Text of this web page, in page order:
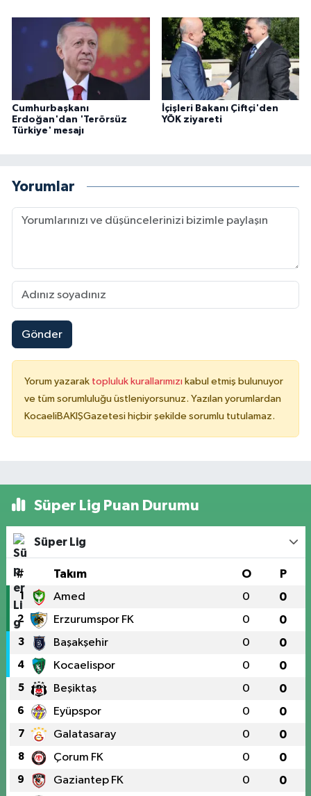
Cumhurbaşkanı
Erdoğan'dan 'Terörsüz
Türkiye' mesajı
İçişleri Bakanı Çiftçi'den
YÖK ziyareti
Yorumlar
Gönder
Yorum yazarak topluluk kurallarımızı kabul etmiş bulunuyor
ve tüm sorumluluğu üstleniyorsunuz. Yazılan yorumlardan
KocaeliBAKIŞGazetesi hiçbir şekilde sorumlu tutulamaz.
Süper Lig Puan Durumu
Süper Lig
# Takım O P
1 Amed 0 0
2 Erzurumspor FK 0 0
3 Başakşehir 0 0
4 Kocaelispor 0 0
5 Beşiktaş 0 0
6 Eyüpspor 0 0
7 Galatasaray 0 0
8 Çorum FK 0 0
9 Gaziantep FK 0 0